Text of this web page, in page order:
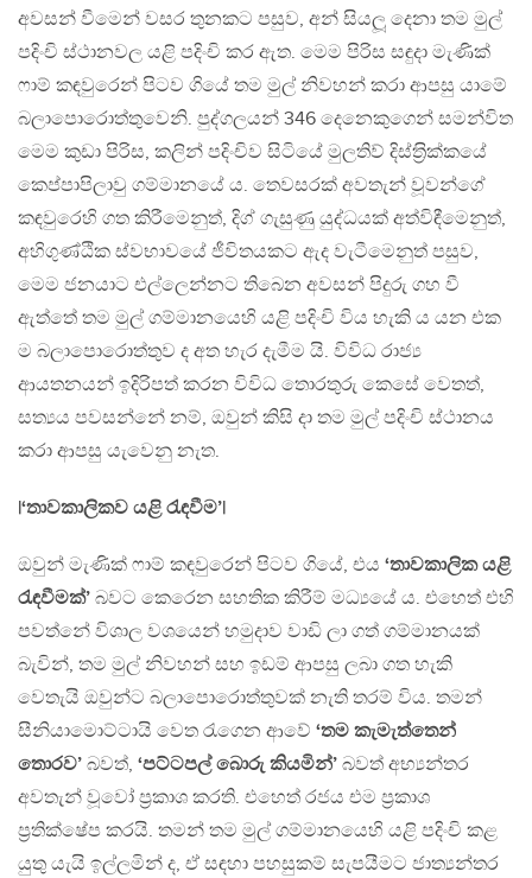
අවසන් වීමෙන් වසර තුනකට පසුව, අන් සියලූ දෙනා තම මුල්
පදිංචි ස්ථානවල යළි පදිංචි කර ඇත. මෙම පිරිස සඳුදා මැණික්
ෆාම් කඳවුරෙන් පිටව ගියේ තම මුල් නිවහන් කරා ආපසු යාමේ
බලාපොරොත්තුවෙනි. පුද්ගලයන් 346 දෙනෙකුගෙන් සමන්විත
මෙම කුඩා පිරිස, කලින් පදිංචිව සිටියේ මුලතිව් දිස්ත‍්‍රික්කයේ
කෙප්පාපිලාවු ගම්මානයේ ය. තෙවසරක් අවතැන් වූවන්ගේ
කඳවුරෙහි ගත කිරීමෙනුත්, දිග් ගැසුණු යුද්ධයක් අත්විඳීමෙනුත්,
අහිගුණ්ඨික ස්වභාවයේ ජීවිතයකට ඇද වැටීමෙනුත් පසුව,
මෙම ජනයාට එල්ලෙන්නට තිබෙන අවසන් පිදුරු ගහ වී
ඇත්තේ තම මුල් ගම්මානයෙහි යළි පදිංචි විය හැකි ය යන එක
ම බලාපොරොත්තුව ද අත හැර දැමීම යි. විවිධ රාජ්‍ය
ආයතනයන් ඉදිරිපත් කරන විවිධ තොරතුරු කෙසේ වෙතත්,
සත්‍යය පවසන්නේ නම්, ඔවුන් කිසි දා තම මුල් පදිංචි ස්ථානය
කරා ආපසු යැවෙනු නැත.
|‘තාවකාලිකව යළි රැඳවීම’|
ඔවුන් මැණික් ෆාම් කඳවුරෙන් පිටව ගියේ, එය ‘තාවකාලික යළි
රැඳවීමක්’ බවට කෙරෙන සහතික කිරීම් මධ්‍යයේ ය. එහෙත් එහි
පවත්නේ විශාල වශයෙන් හමුදාව වාඩි ලා ගත් ගම්මානයක්
බැවින්, තම මුල් නිවහන් සහ ඉඩම් ආපසු ලබා ගත හැකි
වෙතැයි ඔවුන්ට බලාපොරොත්තුවක් නැති තරම් විය. තමන්
සීනියාමොට්ටායි වෙත රැගෙන ආවේ ‘තම කැමැත්තෙන්
තොරව’ බවත්, ‘පට්ටපල් බොරු කියමින්’ බවත් අභ්‍යන්තර
අවතැන් වූවෝ ප‍්‍රකාශ කරති. එහෙත් රජය එම ප‍්‍රකාශ
ප‍්‍රතික්ෂේප කරයි. තමන් තම මුල් ගම්මානයෙහි යළි පදිංචි කළ
යුතු යැයි ඉල්ලමින් ද, ඒ සඳහා පහසුකම් සැපයීමට ජාත්‍යන්තර